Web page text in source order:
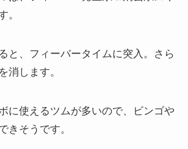
。
と、フィーバータイムに突入。さら
消します。
に使えるツムが多いので、ビンゴや
きそうです。